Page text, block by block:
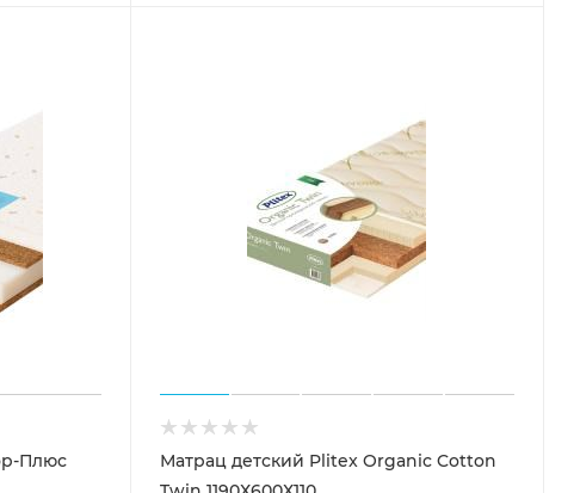
Плюс
Матрац детский Plitex Organic Cotton